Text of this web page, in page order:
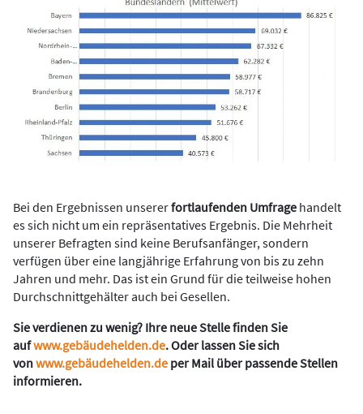
Bei den Ergebnissen unsererfortlaufenden Umfrage handelt
es sich nicht um ein repräsentatives Ergebnis. Die Mehrheit
unserer Befragten sind keine Berufsanfänger, sondern
verfügen über eine langjährige Erfahrung von bis zu zehn
Jahren und mehr. Das ist ein Grund für die teilweise hohen
Durchschnittgehälter auch bei Gesellen.
Sie verdienen zu wenig? Ihre neue Stelle finden Sie
aufwww.gebäudehelden.de. Oder lassen Sie sich
vonwww.gebäudehelden.de per Mail über passende Stellen
informieren.